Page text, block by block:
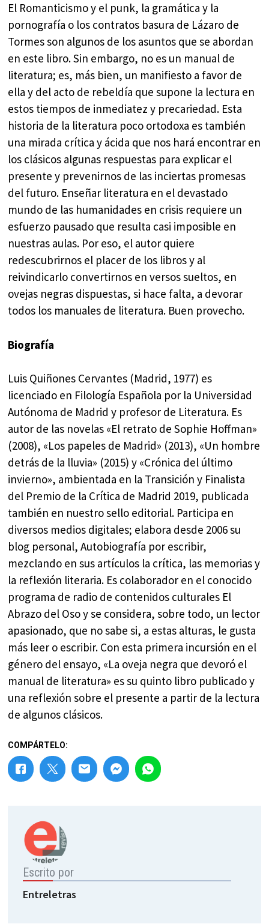
El Romanticismo y el punk, la gramática y la
pornografía o los contratos basura de Lázaro de
Tormes son algunos de los asuntos que se abordan
en este libro. Sin embargo, no es un manual de
literatura; es, más bien, un manifiesto a favor de
ella y del acto de rebeldía que supone la lectura en
estos tiempos de inmediatez y precariedad. Esta
historia de la literatura poco ortodoxa es también
una mirada crítica y ácida que nos hará encontrar en
los clásicos algunas respuestas para explicar el
presente y prevenirnos de las inciertas promesas
del futuro. Enseñar literatura en el devastado
mundo de las humanidades en crisis requiere un
esfuerzo pausado que resulta casi imposible en
nuestras aulas. Por eso, el autor quiere
redescubrirnos el placer de los libros y al
reivindicarlo convertirnos en versos sueltos, en
ovejas negras dispuestas, si hace falta, a devorar
todos los manuales de literatura. Buen provecho.
Biografía
Luis Quiñones Cervantes (Madrid, 1977) es
licenciado en Filología Española por la Universidad
Autónoma de Madrid y profesor de Literatura. Es
autor de las novelas «El retrato de Sophie Hoffman»
(2008), «Los papeles de Madrid» (2013), «Un hombre
detrás de la lluvia» (2015) y «Crónica del último
invierno», ambientada en la Transición y Finalista
del Premio de la Crítica de Madrid 2019, publicada
también en nuestro sello editorial. Participa en
diversos medios digitales; elabora desde 2006 su
blog personal, Autobiografía por escribir,
mezclando en sus artículos la crítica, las memorias y
la reflexión literaria. Es colaborador en el conocido
programa de radio de contenidos culturales El
Abrazo del Oso y se considera, sobre todo, un lector
apasionado, que no sabe si, a estas alturas, le gusta
más leer o escribir. Con esta primera incursión en el
género del ensayo, «La oveja negra que devoró el
manual de literatura» es su quinto libro publicado y
una reflexión sobre el presente a partir de la lectura
de algunos clásicos.
COMPÁRTELO:
Escrito por
Entreletras